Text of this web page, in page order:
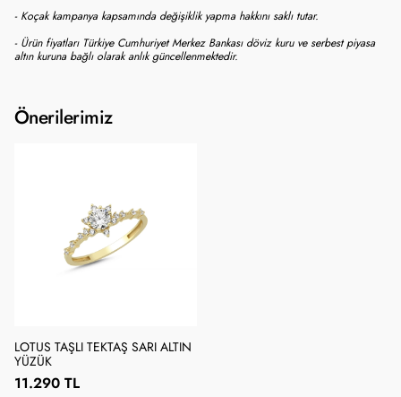
- Koçak kampanya kapsamında değişiklik yapma hakkını saklı tutar.
- Ürün fiyatları Türkiye Cumhuriyet Merkez Bankası döviz kuru ve serbest piyasa
altın kuruna bağlı olarak anlık güncellenmektedir.
Önerilerimiz
LOTUS TAŞLI TEKTAŞ SARI ALTIN
YÜZÜK
11.290 TL